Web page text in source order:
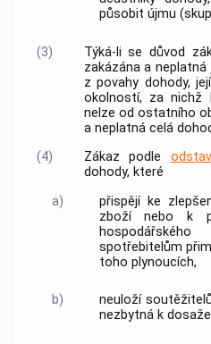
působit újmu
(3)
Týká-li se důvod
zakázána a
z povahy dohody,
okolností, za nichž
nelze od ostatního
a neplatná celá
(4)
Zákaz podle
dohody, které
a)
přispějí ke
zboží nebo k
spotřebitelům
toho plynoucích,
b) neuloží
nezbytná k